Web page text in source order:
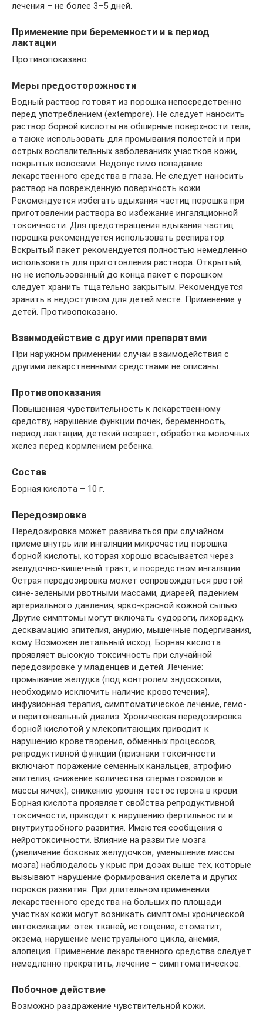
лечения – не более 3–5 дней.
Применение при беременности и в период
лактации
Противопоказано.
Меры предосторожности
Водный раствор готовят из порошка непосредственно
перед употреблением (extempore). Не следует наносить
раствор борной кислоты на обширные поверхности тела,
а также использовать для промывания полостей и при
острых воспалительных заболеваниях участков кожи,
покрытых волосами. Недопустимо попадание
лекарственного средства в глаза. Не следует наносить
раствор на поврежденную поверхность кожи.
Рекомендуется избегать вдыхания частиц порошка при
приготовлении раствора во избежание ингаляционной
токсичности. Для предотвращения вдыхания частиц
порошка рекомендуется использовать респиратор.
Вскрытый пакет рекомендуется полностью немедленно
использовать для приготовления раствора. Открытый,
но не использованный до конца пакет с порошком
следует хранить тщательно закрытым. Рекомендуется
хранить в недоступном для детей месте. Применение у
детей. Противопоказано.
Взаимодействие с другими препаратами
При наружном применении случаи взаимодействия с
другими лекарственными средствами не описаны.
Противопоказания
Повышенная чувствительность к лекарственному
средству, нарушение функции почек, беременность,
период лактации, детский возраст, обработка молочных
желез перед кормлением ребенка.
Состав
Борная кислота – 10 г.
Передозировка
Передозировка может развиваться при случайном
приеме внутрь или ингаляции микрочастиц порошка
борной кислоты, которая хорошо всасывается через
желудочно-кишечный тракт, и посредством ингаляции.
Острая передозировка может сопровождаться рвотой
сине-зелеными рвотными массами, диареей, падением
артериального давления, ярко-красной кожной сыпью.
Другие симптомы могут включать судороги, лихорадку,
десквамацию эпителия, анурию, мышечные подергивания,
кому. Возможен летальный исход. Борная кислота
проявляет высокую токсичность при случайной
передозировке у младенцев и детей. Лечение:
промывание желудка (под контролем эндоскопии,
необходимо исключить наличие кровотечения),
инфузионная терапия, симптоматическое лечение, гемо-
и перитонеальный диализ. Хроническая передозировка
борной кислотой у млекопитающих приводит к
нарушению кроветворения, обменных процессов,
репродуктивной функции (признаки токсичности
включают поражение семенных канальцев, атрофию
эпителия, снижение количества сперматозоидов и
массы яичек), снижению уровня тестостерона в крови.
Борная кислота проявляет свойства репродуктивной
токсичности, приводит к нарушению фертильности и
внутриутробного развития. Имеются сообщения о
нейротоксичности. Влияние на развитие мозга
(увеличение боковых желудочков, уменьшение массы
мозга) наблюдалось у крыс при дозах выше тех, которые
вызывают нарушение формирования скелета и других
пороков развития. При длительном применении
лекарственного средства на больших по площади
участках кожи могут возникать симптомы хронической
интоксикации: отек тканей, истощение, стоматит,
экзема, нарушение менструального цикла, анемия,
алопеция. Применение лекарственного средства следует
немедленно прекратить, лечение – симптоматическое.
Побочное действие
Возможно раздражение чувствительной кожи.